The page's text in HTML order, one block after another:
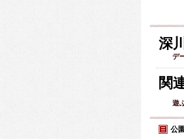
深
デ
関
遊
公園